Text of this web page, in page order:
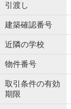
引渡し
建築確認番号
近隣の学校
物件番号
取引条件の有効
期限